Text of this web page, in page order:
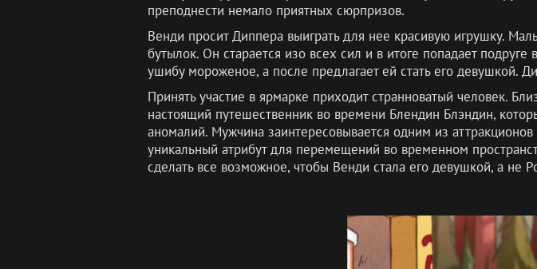
преподнести немало приятных сюрпризов.
Венди просит Диппера выиграть для нее красивую игрушку.
бутылок. Он старается изо всех сил и в итоге попадает
ушибу мороженое, а после предлагает ей стать его девушкой.
Принять участие в ярмарке приходит странноватый человек.
настоящий путешественник во времени Блендин Блэндин,
аномалий. Мужчина заинтересовывается одним из
уникальный атрибут для перемещений во временном
сделать все возможное, чтобы Венди стала его девушкой, а не